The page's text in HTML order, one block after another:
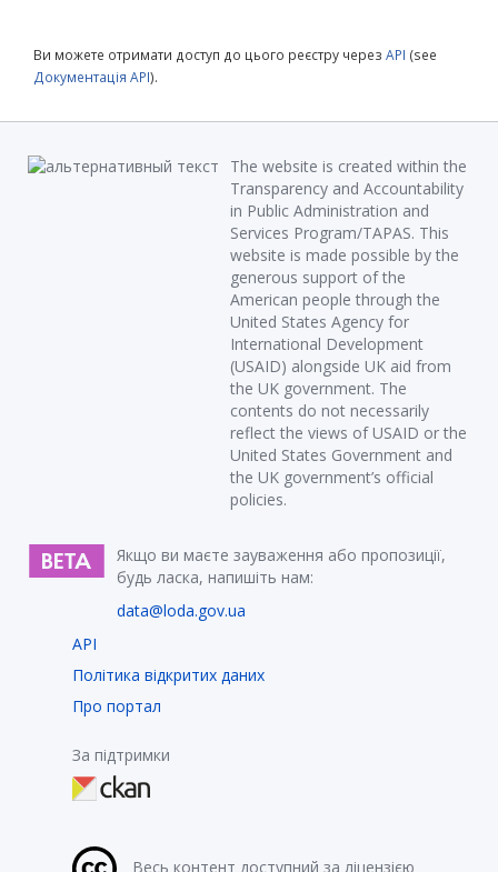
Ви можете отримати доступ до цього реєстру через API (see
Документація API).
The website is created within the
Transparency and Accountability
in Public Administration and
Services Program/TAPAS. This
website is made possible by the
generous support of the
American people through the
United States Agency for
International Development
(USAID) alongside UK aid from
the UK government. The
contents do not necessarily
reflect the views of USAID or the
United States Government and
the UK government’s official
policies.
Якщо ви маєте зауваження або пропозиції,
будь ласка, напишіть нам:
data@loda.gov.ua
API
Політика відкритих даних
Про портал
За підтримки
Весь контент доступний за ліцензією